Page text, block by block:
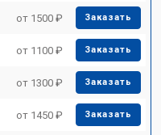
от 1500 ₽ Заказать
от 1100 ₽ Заказать
от 1300 ₽ Заказать
от 1450 ₽ Заказать